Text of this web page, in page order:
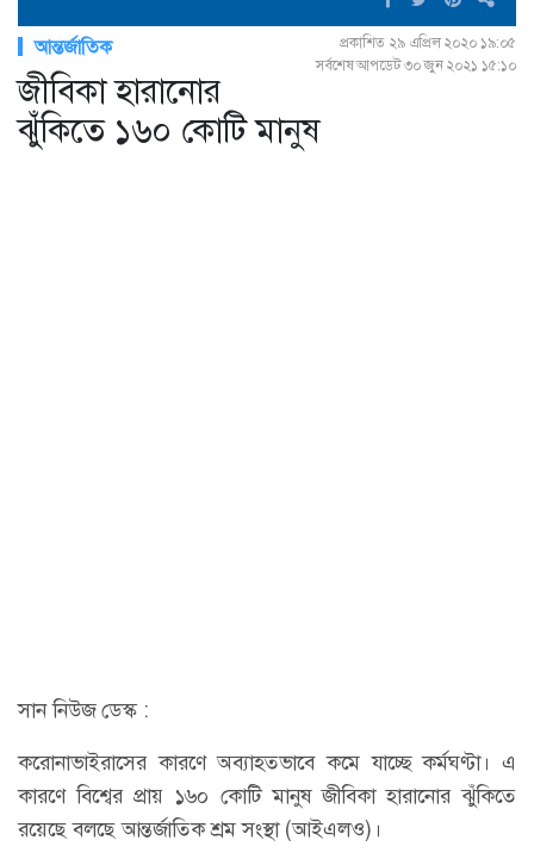
আন্তর্জাতিক
প্রকাশিত ২৯ এপ্রিল ২০২০ ১৯:০৫
সর্বশেষ আপডেট ৩০ জুন ২০২১ ১৫:১০
জীবিকা হারানোর
ঝুঁকিতে ১৬০ কোটি মানুষ
সান নিউজ ডেস্ক :
করোনাভাইরাসের কারণে অব্যাহতভাবে কমে যাচ্ছে কর্মঘণ্টা। এ
কারণে বিশ্বের প্রায় ১৬০ কোটি মানুষ জীবিকা হারানোর ঝুঁকিতে
রয়েছে বলছে আন্তর্জাতিক শ্রম সংস্থা (আইএলও)।